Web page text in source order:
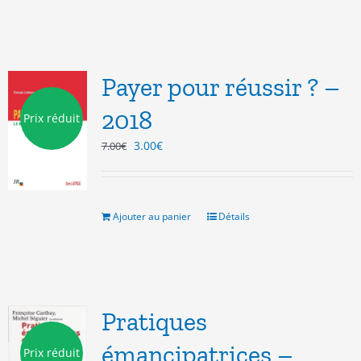
Prix réduit
Payer pour réussir ? –
2018
7.00€ Le
7.00€.
3.00€Le
3.00€.
Ajouter au panier Détails
Prix réduit
Pratiques
émancipatrices –